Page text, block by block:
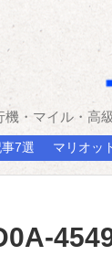
機・マイル・高
7選 マリオッ